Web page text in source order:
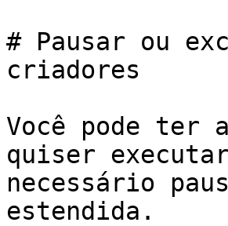
# Pausar ou
criadores
Você pode ter
quiser
necessário
estendida.